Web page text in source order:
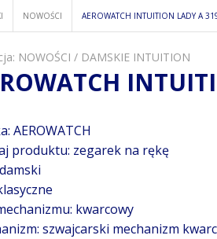
NOWOŚCI AEROWATCH INTUITION LADY A
NOWOŚCI / DAMSKIE INTUITION
AEROWATCH
produktu: zegarek na rękę
kwarcowy
szwajcarski mechanizm